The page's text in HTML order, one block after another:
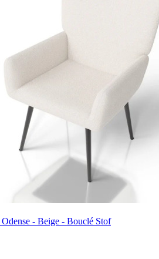
- Beige - Bouclé Stof